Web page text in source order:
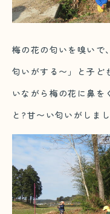
梅の花の匂いを嗅いで
匂いがする〜」と子ど
いながら梅の花に鼻を
と?甘〜い匂いがしまし